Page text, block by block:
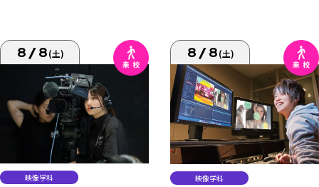
8/8(土)
映像学科
8/8(土)
映像学科